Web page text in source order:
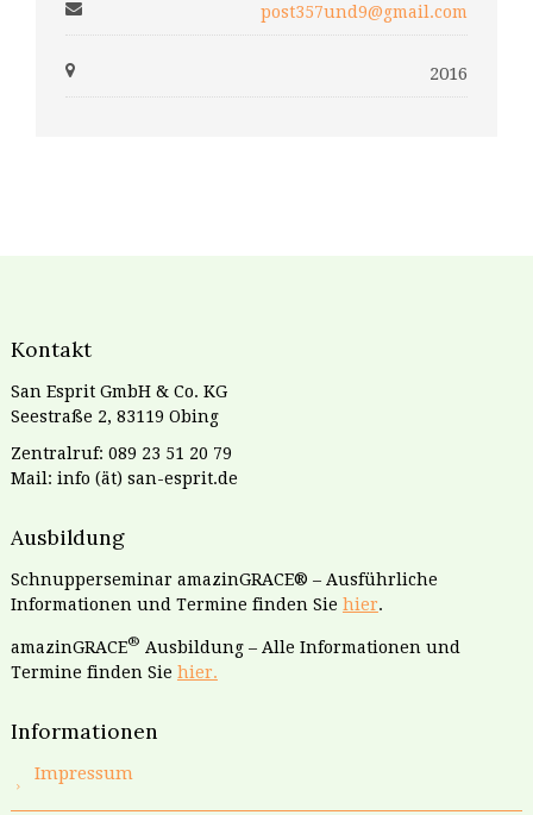
post357und9@gmail.com
2016
Kontakt
San Esprit GmbH & Co. KG
Seestraße 2, 83119 Obing
Zentralruf: 089 23 51 20 79
Mail: info (ät) san-esprit.de
Ausbildung
Schnupperseminar amazinGRACE® – Ausführliche
Informationen und Termine finden Sie hier.
amazinGRACE® Ausbildung – Alle Informationen und
Termine finden Sie hier.
Informationen
Impressum